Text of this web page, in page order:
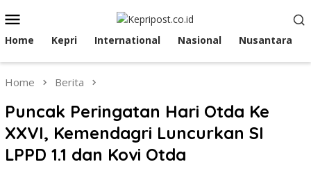
to
contentMenu
Home Kepri International Nasional Nusantara
Home Berita
Puncak Peringatan Hari Otda Ke
XXVI, Kemendagri Luncurkan SI
LPPD 1.1 dan Kovi Otda